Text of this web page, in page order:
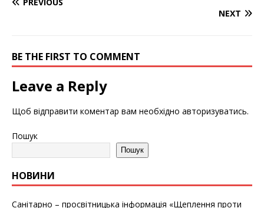
NEXT
BE THE FIRST TO COMMENT
Leave a Reply
Щоб відправити коментар вам необхідно авторизуватись.
Пошук
Пошук
НОВИНИ
Санітарно – просвітницька інформація «Щеплення проти